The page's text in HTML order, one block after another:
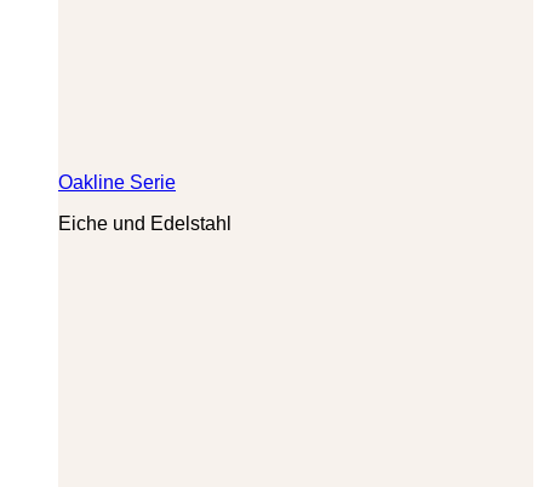
Oakline Serie
Eiche und Edelstahl